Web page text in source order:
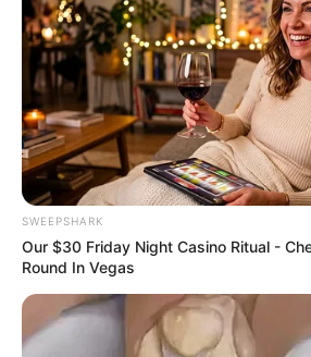
ชาวราศีพิจิก
เรื่องที่ต้องระวังมีเรื่องให้ผิดหวั
ดีไม่ควรคิดหวังอะไร
เคล็ดลับเสริมดวงไปกราบไหว้
นทรศากยมุนีศรีวิเศษชัยชาญ” วั
อ่างทอง จะทำให้คุณสมหวัง
ชาวราศีธนู
SWEEPSHARK
Our $30 Friday Night Casino Ritual -
Round In Vegas